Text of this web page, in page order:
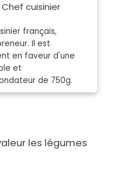
Chef cuisinier
français,
Il est
en faveur d'une
et
de 750g.
les légumes